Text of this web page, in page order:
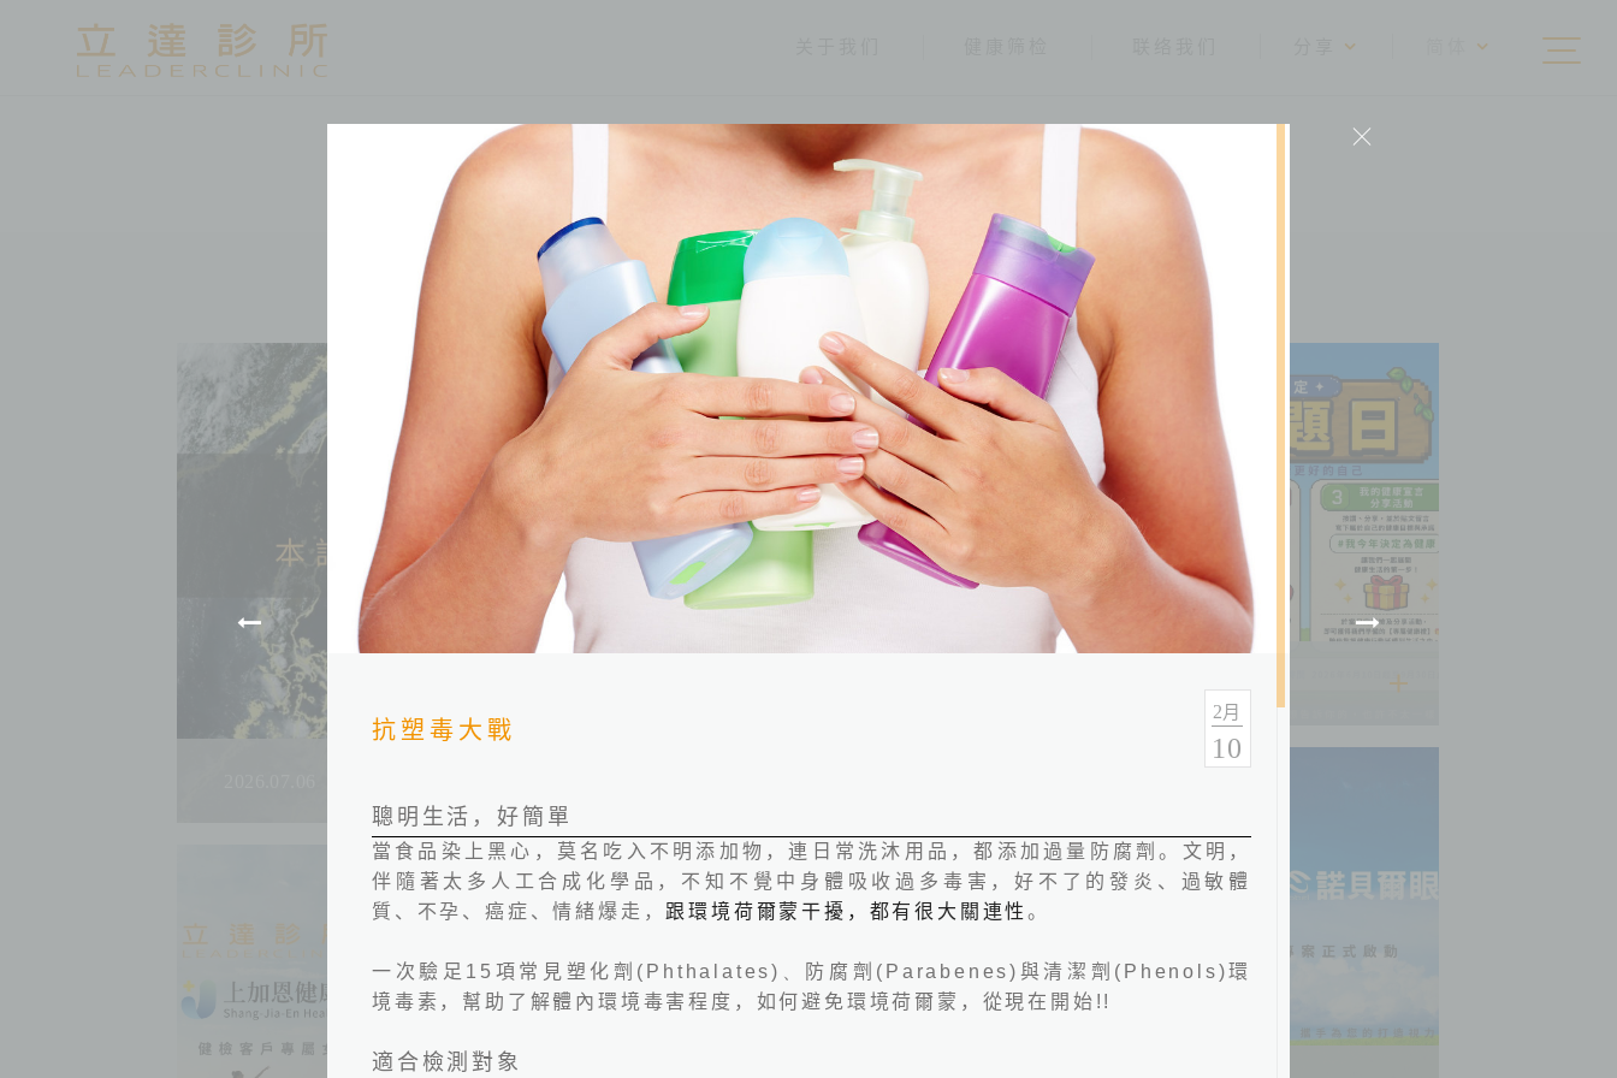
最新消息
分类 全部 立达新闻
抗塑毒大戰
2月
10
聰明生活，好簡單
當食品染上黑心，莫名吃入不明添加物，連日常洗沐用品，都添加過量防腐劑。文明，
伴隨著太多人工合成化學品，不知不覺中身體吸收過多毒害，好不了的發炎、過敏體
質、不孕、癌症、情緒爆走， 跟環境荷爾蒙干擾，都有很大關連性。
一次驗足 15 項常見塑化劑 (Phthalates)、 防腐劑 (Parabenes) 與清潔劑 (Phenols)環
境毒素，幫助了解體內環境毒害程度，如何避免環境荷爾蒙，從現在開始 !!
適合檢測對象